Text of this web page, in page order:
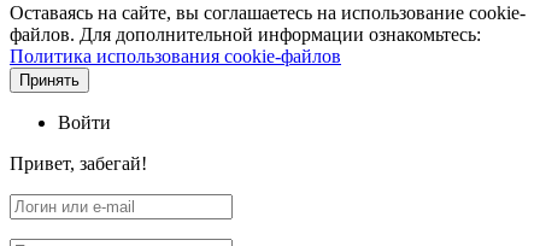
Оставаясь на сайте, вы соглашаетесь на использование cookie-
файлов. Для дополнительной информации ознакомьтесь:
Политика использования cookie-файлов
Принять
Войти
Привет, забегай!